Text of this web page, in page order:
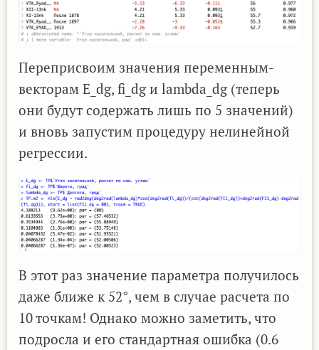
Переприсвоим значения переменным-
векторам E_dg, fi_dg и lambda_dg (теперь
они будут содержать лишь по 5 значений)
и вновь запустим процедуру нелинейной
регрессии.
В этот раз значение параметра получилось
даже ближе к 52°, чем в случае расчета по
10 точкам! Однако можно заметить, что
подросла и его стандартная ошибка (0.6